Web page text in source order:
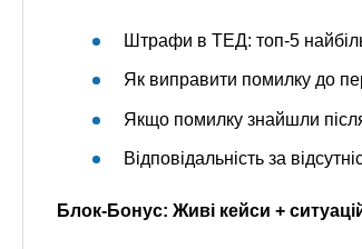
Штрафи в ТЕД: топ-5
Як виправити помилку до
Якщо помилку знайшли
Відповідальність за
Блок-Бонус: Живі кейси +